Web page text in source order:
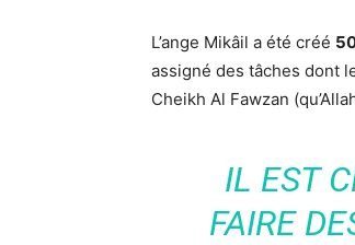
L’ange Mikâil a été créé
assigné des tâches dont
Cheikh Al Fawzan
IL EST
FAIRE